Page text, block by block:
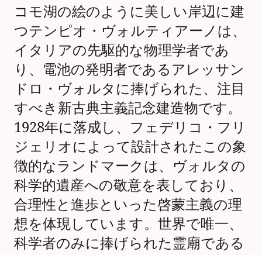
コモ湖の絵のように美しい岸辺に建
つテンピオ・ヴォルティアーノは、
イタリアの先駆的な物理学者であ
り、電池の発明者であるアレッサン
ドロ・ヴォルタに捧げられた、注目
すべき新古典主義記念建造物です。
1928年に落成し、フェデリコ・フリ
ジェリオによって設計されたこの象
徴的なランドマークは、ヴォルタの
科学的遺産への敬意を表しており、
合理性と進歩といった啓蒙主義の理
想を体現しています。世界で唯一、
科学者のみに捧げられた霊廟である